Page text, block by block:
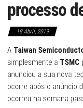
processo
18 Abril, 2019
A Taiwan
simplesmente a TSMC
anunciou a sua nova
ocorre após o anúncio
ocorreu na semana